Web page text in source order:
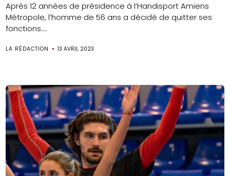
Après 12 années de présidence à l’Handisport Amiens
Métropole, l’homme de 56 ans a décidé de quitter ses
fonctions....
LA RÉDACTION 13 AVRIL 2023